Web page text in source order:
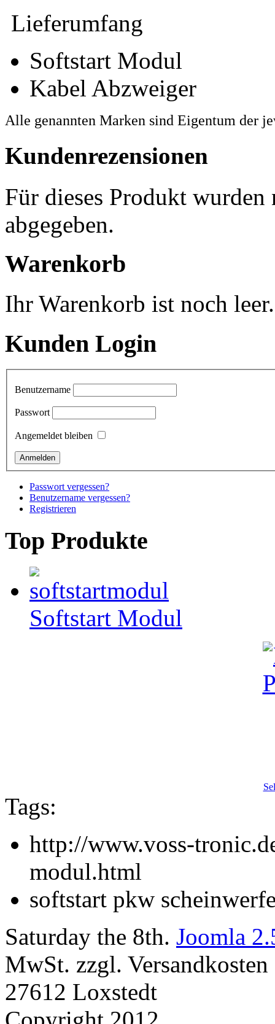
Lieferumfang
Softstart Modul
Kabel Abzweiger
Alle genannten Marken sind Eigentum der
Kundenrezensionen
Für dieses Produkt
abgegeben.
Warenkorb
Ihr Warenkorb ist noch leer.
Kunden Login
Benutzername
Passwort
Angemeldet bleiben
Passwort vergessen?
Benutzername vergessen?
Registrieren
Top Produkte
Softstart Modul
Tags:
http://www.voss-
modul.html
softstart pkw
Saturday the 8th. Joomla
MwSt. zzgl.
27612 Loxstedt